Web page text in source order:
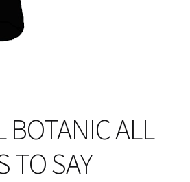
BOTANIC ALL
TO SAY